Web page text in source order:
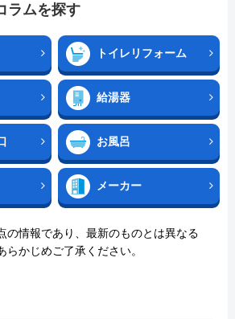
ラムを探す
トイレリフォーム
給湯器
お風呂
メーカー
の情報であり、最新のものとは異なる
らかじめご了承ください。